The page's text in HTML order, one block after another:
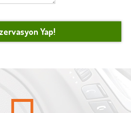
Yap!